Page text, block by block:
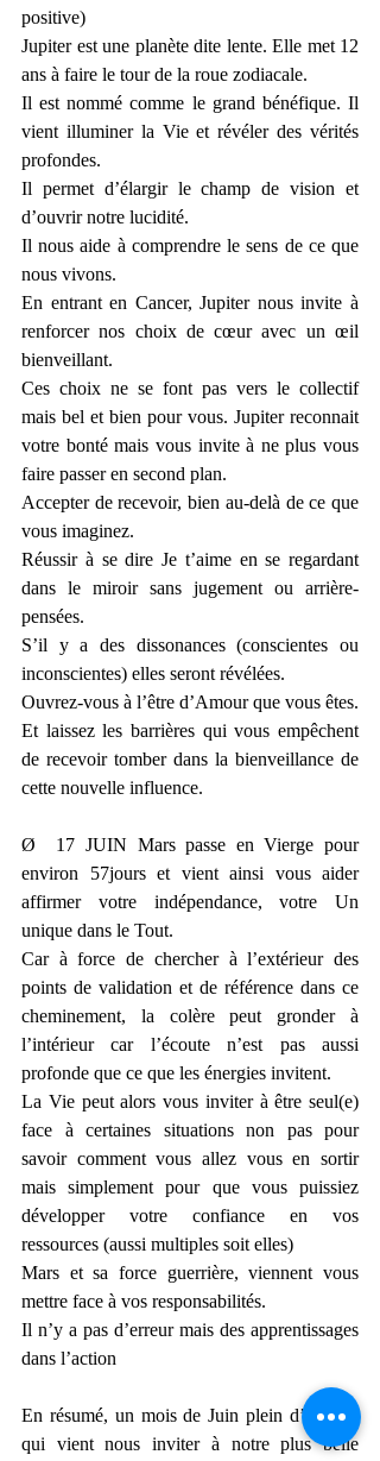
positive)
Jupiter est une planète dite lente. Elle met 12
ans à faire le tour de la roue zodiacale.
Il est nommé comme le grand bénéfique. Il
vient illuminer la Vie et révéler des vérités
profondes.
Il permet d’élargir le champ de vision et
d’ouvrir notre lucidité.
Il nous aide à comprendre le sens de ce que
nous vivons.
En entrant en Cancer, Jupiter nous invite à
renforcer nos choix de cœur avec un œil
bienveillant.
Ces choix ne se font pas vers le collectif
mais bel et bien pour vous. Jupiter reconnait
votre bonté mais vous invite à ne plus vous
faire passer en second plan.
Accepter de recevoir, bien au-delà de ce que
vous imaginez.
Réussir à se dire Je t’aime en se regardant
dans le miroir sans jugement ou arrière-
pensées.
S’il y a des dissonances (conscientes ou
inconscientes) elles seront révélées.
Et laissez les barrières qui vous empêchent
de recevoir tomber dans la bienveillance de
cette nouvelle influence.
Ø  17 JUIN Mars passe en Vierge pour
environ 57jours et vient ainsi vous aider
affirmer votre indépendance, votre Un
unique dans le Tout.
Car à force de chercher à l’extérieur des
points de validation et de référence dans ce
cheminement, la colère peut gronder à
l’intérieur car l’écoute n’est pas aussi
profonde que ce que les énergies invitent.
La Vie peut alors vous inviter à être seul(e)
face à certaines situations non pas pour
savoir comment vous allez vous en sortir
mais simplement pour que vous puissiez
développer votre confiance en vos
ressources (aussi multiples soit elles)
Mars et sa force guerrière, viennent vous
mettre face à vos responsabilités.
Il n’y a pas d’erreur mais des apprentissages
dans l’action
En résumé, un mois de Juin plein d’Amour
qui vient nous inviter à notre plus belle